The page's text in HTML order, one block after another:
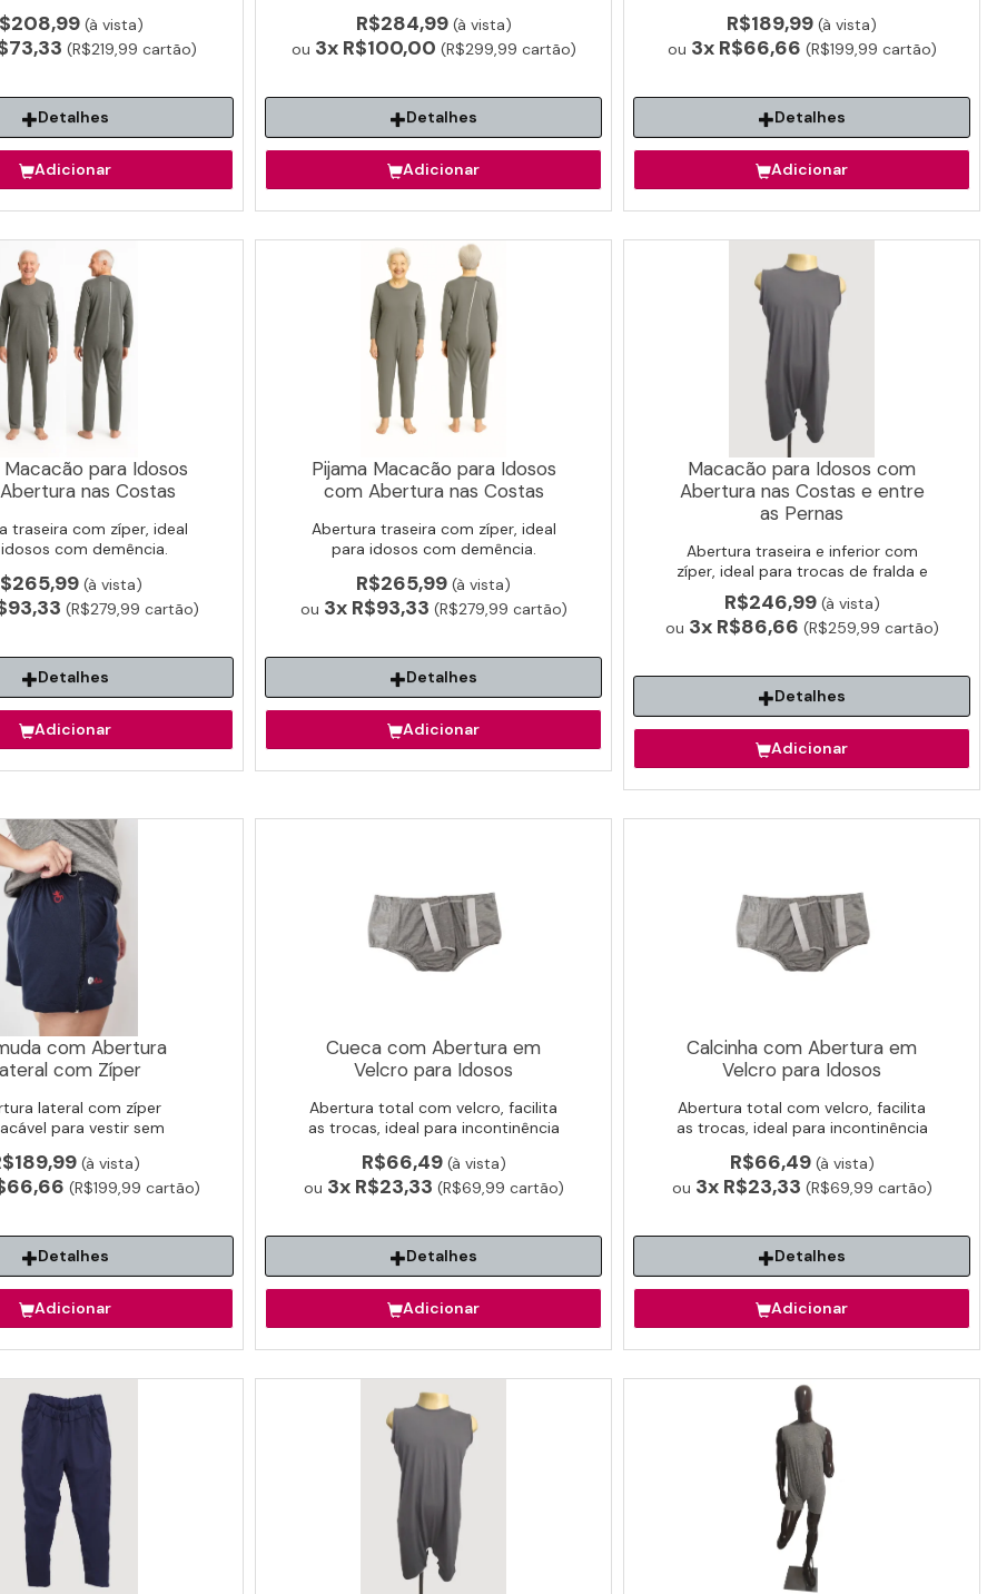
Pode ser utilizado por
baixo da roupa.
(à vista)
(R$219,99 cartão)
Detalhes
Adicionar
sem esforço.
R$284,99(à vista)
ou 3x R$100,00 (R$299,99 cartão)
Detalhes
Adicionar
cirúrgico e reabilitação.
R$189,99 (à vista)
ou 3x R$66,66 (R$199,99 cartão)
Detalhes
Adicionar
Macacão para Idosos
nas Costas
traseira com zíper, ideal
com demência.
(à vista)
(R$279,99 cartão)
Detalhes
Adicionar
Pijama Macacão para Idosos
com Abertura nas Costas
Abertura traseira com zíper, ideal
para idosos com demência.
R$265,99 (à vista)
ou 3x R$93,33 (R$279,99 cartão)
Detalhes
Adicionar
Macacão para Idosos com
Abertura nas Costas e entre
as Pernas
Abertura traseira e inferior com
zíper, ideal para trocas de fralda e
higiene facilitada.
R$246,99(à vista)
ou 3x R$86,66 (R$259,99 cartão)
Detalhes
Adicionar
com Abertura
com Zíper
lateral com zíper
para vestir sem
e reabilitação.
(à vista)
(R$199,99 cartão)
Detalhes
Adicionar
Cueca com Abertura em
Velcro para Idosos
Abertura total com velcro, facilita
as trocas, ideal para incontinência
R$66,49(à vista)
ou 3x R$23,33 (R$69,99 cartão)
Detalhes
Adicionar
Calcinha com Abertura em
Velcro para Idosos
Abertura total com velcro, facilita
as trocas, ideal para incontinência
R$66,49(à vista)
ou 3x R$23,33 (R$69,99 cartão)
Detalhes
Adicionar